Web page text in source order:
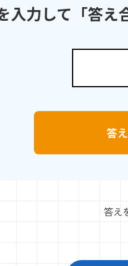
入力して 「答
答
答え